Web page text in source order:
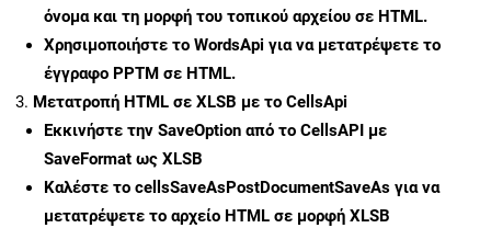
όνομα και τη μορφή του τοπικού αρχείου σε HTML.
Χρησιμοποιήστε το WordsApi για να μετατρέψετε το
έγγραφο PPTM σε HTML.
Μετατροπή HTML σε XLSB με το CellsApi
Εκκινήστε την SaveOption από το CellsAPI με
SaveFormat ως XLSB
Καλέστε το cellsSaveAsPostDocumentSaveAs για να
μετατρέψετε το αρχείο HTML σε μορφή XLSB